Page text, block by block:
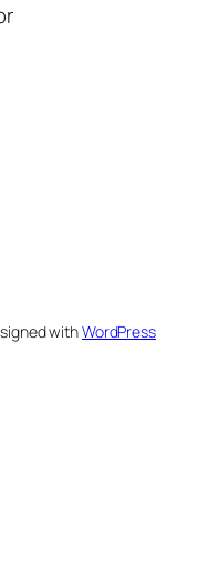
withWordPress